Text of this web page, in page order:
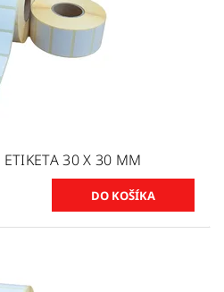
30 X 30 MM